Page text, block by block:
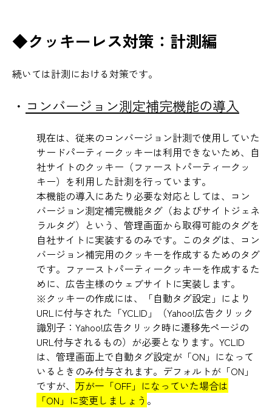
◆クッキーレス対策：計測編
続いては計測における対策です。
・ コンバージョン測定補完機能の導入
現在は、従来のコンバージョン計測で使用していた
サードパーティークッキーは利用できないため、自
社サイトのクッキー（ファーストパーティークッ
キー）を利用した計測を行っています。
本機能の導入にあたり必要な対応としては、コン
バージョン測定補完機能タグ（およびサイトジェネ
ラルタグ）という、管理画面から取得可能のタグを
自社サイトに実装するのみです。このタグは、コン
バージョン補完用のクッキーを作成するためのタグ
です。ファーストパーティークッキーを作成するた
めに、広告主様のウェブサイトに実装します。
※クッキーの作成には、「自動タグ設定」により
URLに付与された「YCLID」（Yahoo!広告クリック
識別子：Yahoo!広告クリック時に遷移先ページの
URL付与されるもの）が必要となります。YCLID
は、管理画面上で自動タグ設定が「ON」になって
いるときのみ付与されます。デフォルトが「ON」
ですが、 万が一「OFF」になっていた場合は
「ON」に変更しましょう 。